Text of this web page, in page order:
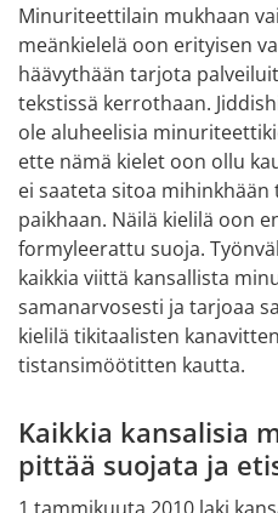
Minuriteettilain mukhaan
meänkielelä oon erityisen
häävythään tarjota
tekstissä kerrothaan.
ole aluheelisia
ette nämä kielet oon ollu
ei saateta sitoa
paikhaan. Näilä kielilä oon
formyleerattu suoja.
kaikkia viittä kansallista
samanarvosesti ja tarjoaa
kielilä tikitaalisten
tistansimöötitten kautta.
Kaikkia kansalisia
pittää suojata ja